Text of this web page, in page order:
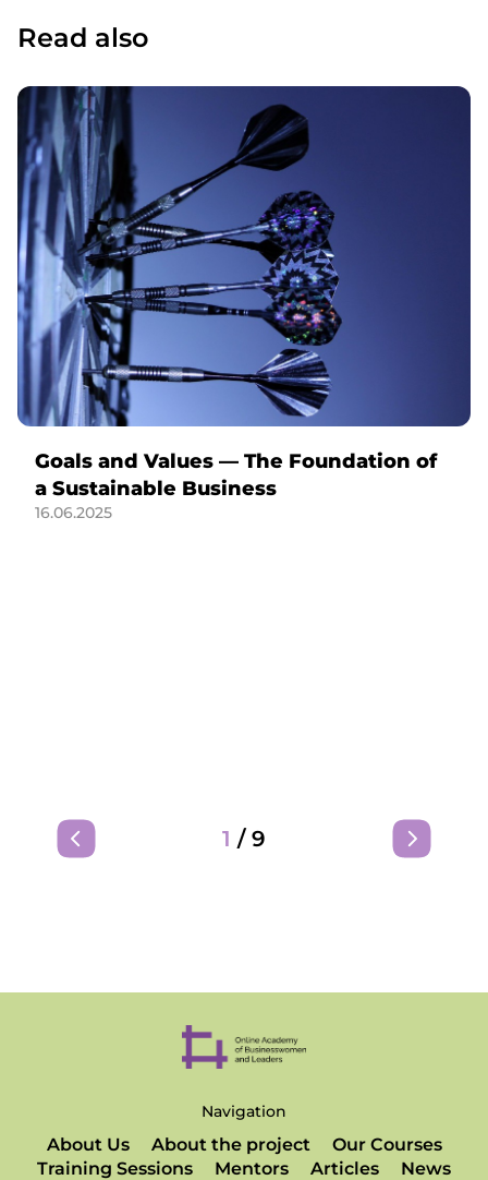
Read also
Goals and Values — The Foundation of
a Sustainable Business
16.06.2025
1 / 9
Navigation
About Us About the project
Our Courses
Training Sessions
Mentors Articles News